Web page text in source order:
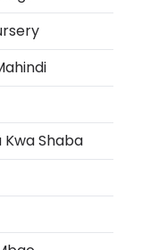
Kwa Shaba